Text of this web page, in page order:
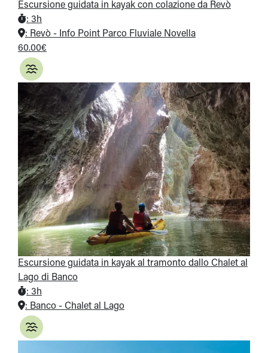
Escursione guidata in kayak con colazione da Revò
: 3h
: Revò - Info Point Parco Fluviale Novella
60.00€
Escursione guidata in kayak al tramonto dallo Chalet al
Lago di Banco
: 3h
: Banco - Chalet al Lago